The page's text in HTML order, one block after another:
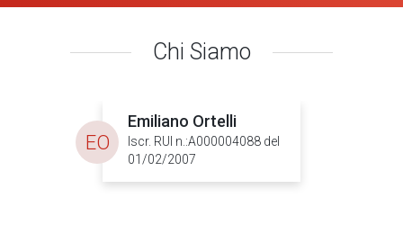
Chi Siamo
Emiliano Ortelli
Iscr. RUI n.:A000004088 del
01/02/2007
EO